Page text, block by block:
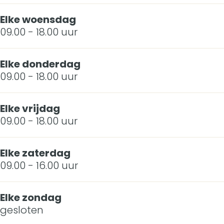
s
s
Elke woensdag
09.00 - 18.00 uur
Elke donderdag
09.00 - 18.00 uur
Elke vrijdag
09.00 - 18.00 uur
Elke zaterdag
09.00 - 16.00 uur
Elke zondag
gesloten